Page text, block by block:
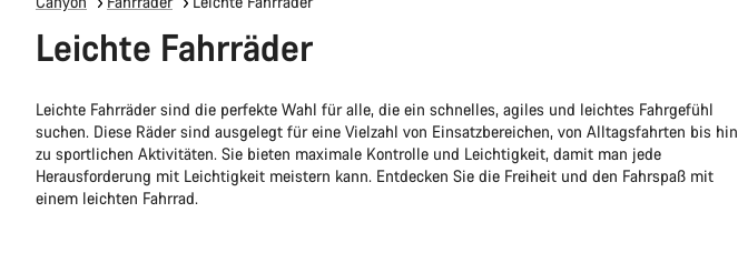
Leichte Fahrräder
Leichte Fahrräder sind die perfekte Wahl für alle, die ein schnelles, agiles und leichtes Fahrgefühl
suchen. Diese Räder sind ausgelegt für eine Vielzahl von Einsatzbereichen, von Alltagsfahrten bis hin
zu sportlichen Aktivitäten. Sie bieten maximale Kontrolle und Leichtigkeit, damit man jede
Herausforderung mit Leichtigkeit meistern kann. Entdecken Sie die Freiheit und den Fahrspaß mit
einem leichten Fahrrad.